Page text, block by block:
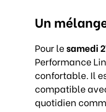
Un
Pour lesamedi
Performance
confortable. Il
compatible
quotidien